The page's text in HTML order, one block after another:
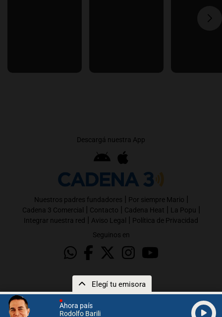
Ahora país
Rodolfo Barili
Elegí tu emisora
Descargá nuestra App
Nuestros padres fundadores | Por siempre Mario |
Cadena 3 Comercial | Contacto | Cadena Heat | La Popu |
Integrar nuestra red | Aviso Legal | Política de Privacidad
Seguinos en